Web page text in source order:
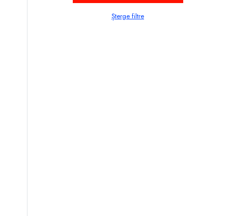
Șterge filtre